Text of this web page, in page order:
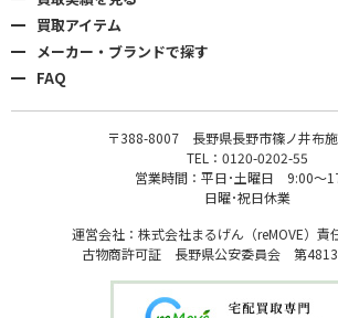
買取アイテム
メーカー・ブランドで探す
FAQ
〒388-8007 長野県長野市篠ノ井布
TEL：0120-0202-55
営業時間：平日･土曜日 9:00〜
日曜･祝日休業
運営会社：株式会社まるげん（reMOVE）責
古物商許可証 長野県公安委員会 第